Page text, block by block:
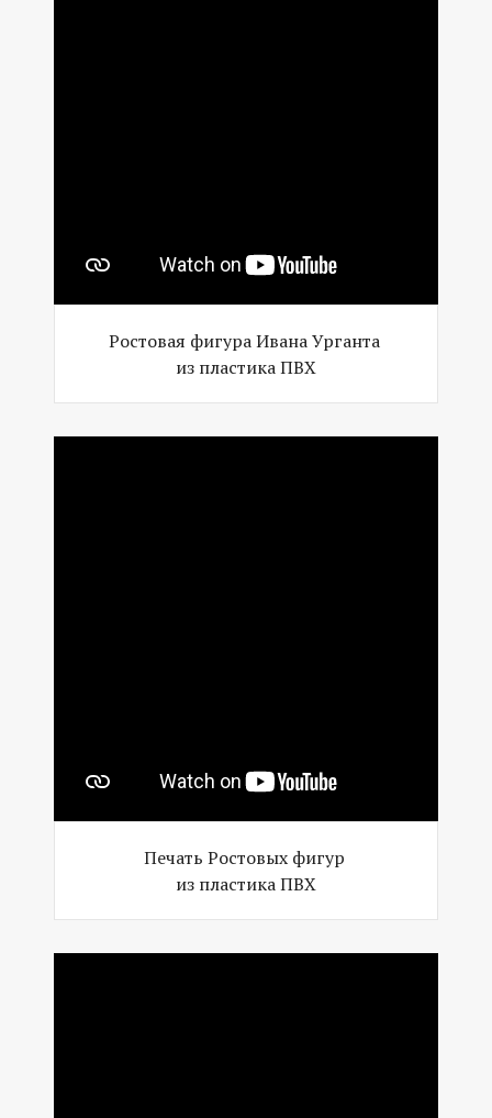
Ростовая фигура Ивана Урганта
из пластика ПВХ
Печать Ростовых фигур
из пластика ПВХ